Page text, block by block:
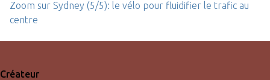
Zoom sur Sydney (5/5): le vélo pour fluidifier le trafic au
centre
Créateur